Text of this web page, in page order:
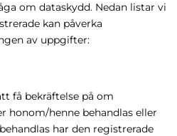
om dataskydd. Nedan listar vi
kan påverka
av uppgifter:
få bekräftelse på om
honom/henne behandlas eller
har den registrerade